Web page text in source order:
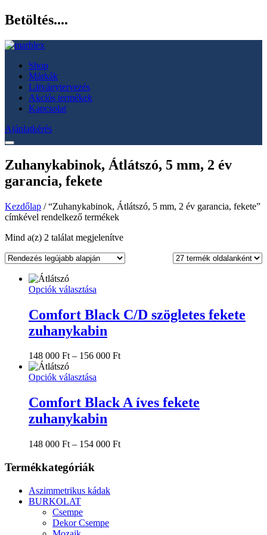
Betöltés....
Shop
Márkák
Látványtervezés
Akciós termékek
Kapcsolat
Ajánlatkérés
Zuhanykabinok, Átlátszó, 5 mm, 2 év
garancia, fekete
Kezdőlap / “Zuhanykabinok, Átlátszó, 5 mm, 2 év garancia, fekete”
címkével rendelkező termékek
Mind a(z) 2 találat megjelenítveSorted
Opciók választása
terméknek
több
variációja
A
választhatók
ki
Comfort Black C/D szögletes fekete
zuhanykabin
148 000 Ft – 156 000 FtÁrtartomány:
156
000 Ft
Opciók választása
terméknek
több
variációja
A
ki
Comfort Black A íves fekete
zuhanykabin
148 000 Ft – 154 000 FtÁrtartomány:
Termékkategóriák
Aszimmetrikus kádak
BURKOLAT
Csempe
Dekor Csempe